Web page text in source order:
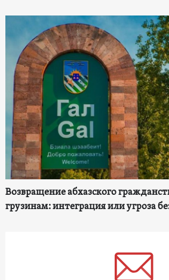
Возвращение абхазского
грузинам: интеграция или угроза